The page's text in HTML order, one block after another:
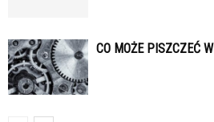
CO MOŻE PISZCZEĆ